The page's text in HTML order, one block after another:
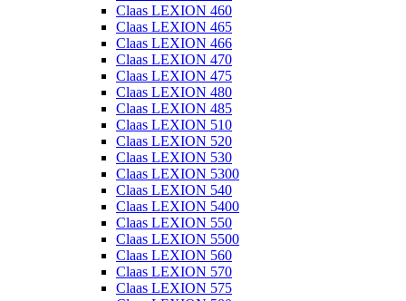
Claas LEXION 460
Claas LEXION 465
Claas LEXION 466
Claas LEXION 470
Claas LEXION 475
Claas LEXION 480
Claas LEXION 485
Claas LEXION 510
Claas LEXION 520
Claas LEXION 530
Claas LEXION 5300
Claas LEXION 540
Claas LEXION 5400
Claas LEXION 550
Claas LEXION 5500
Claas LEXION 560
Claas LEXION 570
Claas LEXION 575